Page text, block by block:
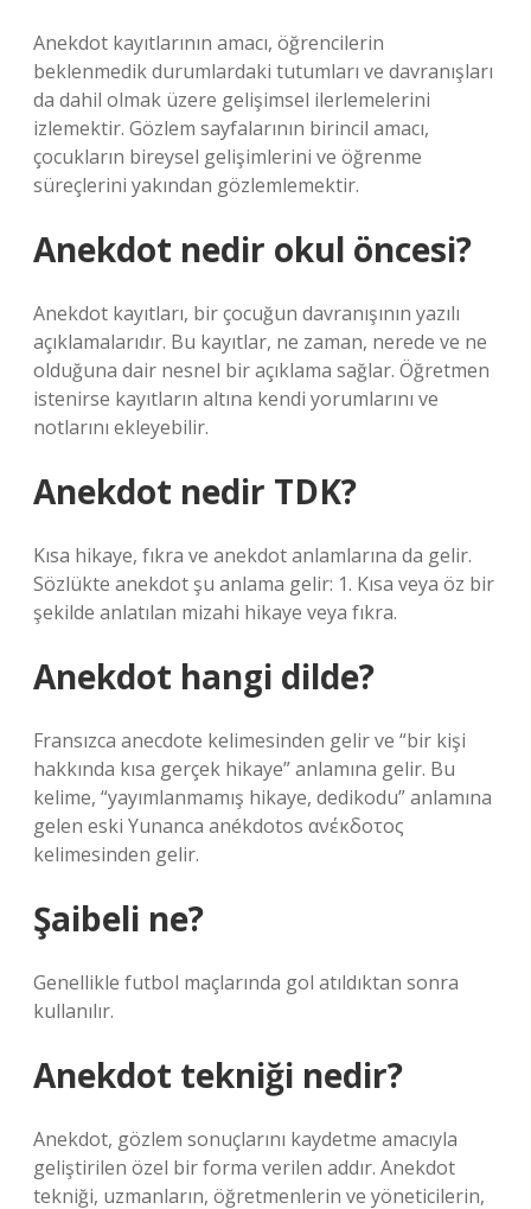
Anekdot kayıtlarının amacı, öğrencilerin
beklenmedik durumlardaki tutumları ve davranışları
da dahil olmak üzere gelişimsel ilerlemelerini
izlemektir. Gözlem sayfalarının birincil amacı,
çocukların bireysel gelişimlerini ve öğrenme
süreçlerini yakından gözlemlemektir.
Anekdot nedir okul öncesi?
Anekdot kayıtları, bir çocuğun davranışının yazılı
açıklamalarıdır. Bu kayıtlar, ne zaman, nerede ve ne
olduğuna dair nesnel bir açıklama sağlar. Öğretmen
istenirse kayıtların altına kendi yorumlarını ve
notlarını ekleyebilir.
Anekdot nedir TDK?
Kısa hikaye, fıkra ve anekdot anlamlarına da gelir.
Sözlükte anekdot şu anlama gelir: 1. Kısa veya öz bir
şekilde anlatılan mizahi hikaye veya fıkra.
Anekdot hangi dilde?
Fransızca anecdote kelimesinden gelir ve “bir kişi
hakkında kısa gerçek hikaye” anlamına gelir. Bu
kelime, “yayımlanmamış hikaye, dedikodu” anlamına
gelen eski Yunanca anékdotos ανέκδοτος
kelimesinden gelir.
Şaibeli ne?
Genellikle futbol maçlarında gol atıldıktan sonra
kullanılır.
Anekdot tekniği nedir?
Anekdot, gözlem sonuçlarını kaydetme amacıyla
geliştirilen özel bir forma verilen addır. Anekdot
tekniği, uzmanların, öğretmenlerin ve yöneticilerin,